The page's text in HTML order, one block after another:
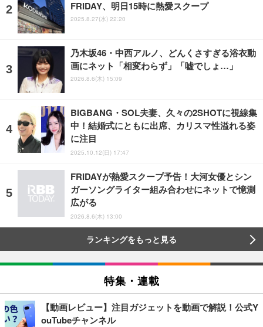
FRIDAY、明日15時に熱愛スクープ
2025.8.27(水) 22:20
乃木坂46・中西アルノ、どんくさすぎる浴衣動
画にネット「相変わらず」「嘘でしょ…」
2026.8.6(木) 15:09
BIGBANG・SOL夫妻、久々の2SHOTに視線集
中！結婚式にともに出席、カリスマ性溢れる姿
に注目
2025.10.12(日) 17:47
FRIDAYが熱愛スクープ予告！大河女優とシン
ガーソングライター組み合わせにネットで憶測
広がる
2026.8.6(木) 13:00
ランキングをもっと見る
特集・連載
【動画レビュー】注目ガジェットを動画で解説！公式Y
ouTubeチャンネル